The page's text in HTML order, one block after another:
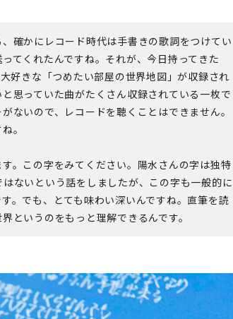
確かにレコード時代は手書きの歌詞をつけてい
てくれたんですね。それが、今日持ってきた
好きな「つめたい部屋の世界地図」が収録され
思っていた曲がたくさん収録されている一枚で
ないので、レコードを聴くことはできません。
。
。この字をみてください。陽水さんの字は独特
ないという話をしましたが、この字も一般的に
。でも、とても味わい深いんですね。直筆を読
というのをもっと理解できるんです。